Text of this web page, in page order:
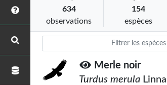
634
observations
154
espèces
Merle noir
Turdus merula